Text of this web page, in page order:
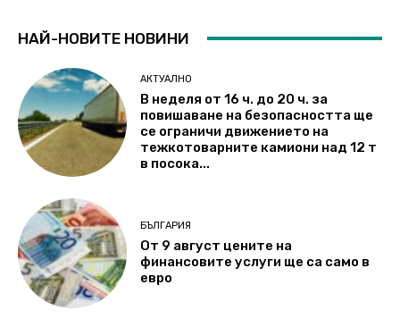
НАЙ-НОВИТЕ НОВИНИ
АКТУАЛНО
В неделя от 16 ч. до 20 ч. за
повишаване на безопасността ще
се ограничи движението на
тежкотоварните камиони над 12 т
в посока...
БЪЛГАРИЯ
От 9 август цените на
финансовите услуги ще са само в
евро